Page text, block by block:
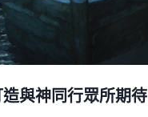
與神同行眾所期待